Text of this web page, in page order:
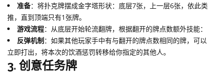
准备：将扑克牌摆成金字塔形状：底层7张，上一层6张，依此类
推，直到顶端只有1张牌。
游戏流程：从底层开始轮流翻牌，根据翻开的牌点数额外技能：
反弹机制：如果其他玩家手中有与翻开的牌点数相同的牌，可以
立即打出，将本次的饮酒惩罚转移给你指定的其他人。
3. 创意任务牌